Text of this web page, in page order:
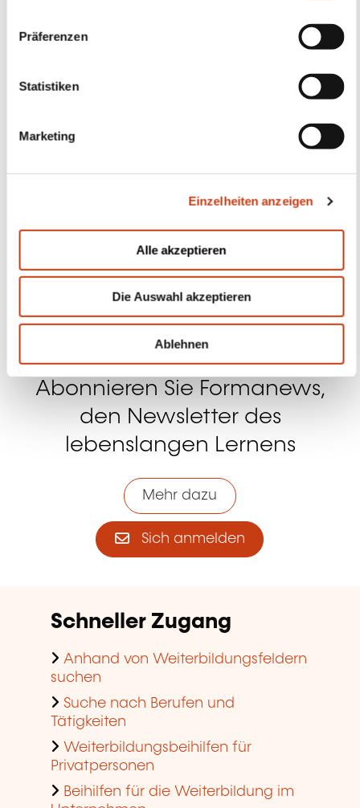
lebenslangen Lernens
Sich anmelden
Schneller Zugang
Anhand von Weiterbildungsfeldern
Suche nach Berufen und
Tätigkeiten
Privatpersonen
Beihilfen für die Weiterbildung im
Unternehmen
Einen Schulungsraum finden
ansehen
Popular articles
Erwachsenenbildung
Validierung der erworbenen
Erfahrung
Ein Diplom erwerben durch die
Weiterbildung